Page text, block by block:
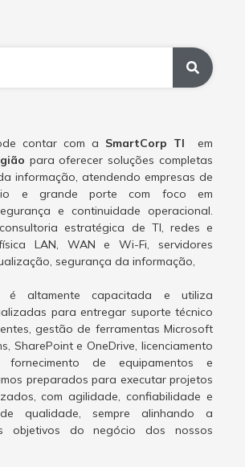
contar com a SmartCorp TI em
para oferecer soluções completas
informação, atendendo empresas de
e grande porte com foco em
e continuidade operacional.
estratégica de TI, redes e
LAN, WAN e Wi-Fi, servidores
segurança da informação,
é altamente capacitada e utiliza
para entregar suporte técnico
gestão de ferramentas Microsoft
SharePoint e OneDrive, licenciamento
de equipamentos e
preparados para executar projetos
com agilidade, confiabilidade e
qualidade, sempre alinhando a
objetivos do negócio dos nossos